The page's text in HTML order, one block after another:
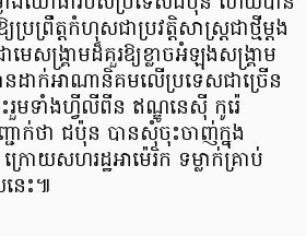
ព្រឹត្តកំហុសជាប្រវត្តិសាស្ត្រជាថ្មីម្ដង
េសង្គ្រាមដ៏គួរឱ្យខ្លាចអំឡុងសង្គ្រាម
ាក់អាណានិគមលើប្រទេសជាច្រើន
ទាំងហ្វីលីពីន ឥណ្ឌូនេស៊ី កូរ៉េ
ាក់ថា ជប៉ុន បានសុំចុះចាញ់ក្នុង
ោយសហរដ្ឋអាម៉េរិក ទម្លាក់គ្រាប់
េះ៕